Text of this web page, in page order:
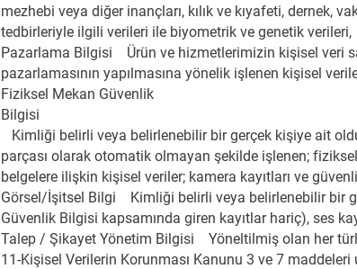
mezhebi veya diğer inançları, kılık ve kıyafeti, dernek,
tedbirleriyle ilgili verileri ile biyometrik ve genetik verileri,
Pazarlama Bilgisi Ürün ve hizmetlerimizin kişisel veri
pazarlamasının yapılmasına yönelik işlenen kişisel
Fiziksel Mekan Güvenlik
Bilgisi
Kimliği belirli veya belirlenebilir bir gerçek kişiye ait
parçası olarak otomatik olmayan şekilde işlenen;
belgelere ilişkin kişisel veriler; kamera kayıtları ve
Görsel/İşitsel Bilgi Kimliği belirli veya belirlenebilir bir
Güvenlik Bilgisi kapsamında giren kayıtlar hariç), ses
Talep / Şikayet Yönetim Bilgisi Yöneltilmiş olan her
11-Kişisel Verilerin Korunması Kanunu 3 ve 7